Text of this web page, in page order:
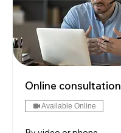
Online consultation
Available Online